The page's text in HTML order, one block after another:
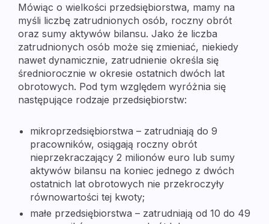
Mówiąc o wielkości przedsiębiorstwa, mamy na
myśli liczbę zatrudnionych osób, roczny obrót
oraz sumy aktywów bilansu. Jako że liczba
zatrudnionych osób może się zmieniać, niekiedy
nawet dynamicznie, zatrudnienie określa się
średniorocznie w okresie ostatnich dwóch lat
obrotowych. Pod tym względem wyróżnia się
następujące rodzaje przedsiębiorstw:
mikroprzedsiębiorstwa – zatrudniają do 9
pracowników, osiągają roczny obrót
nieprzekraczający 2 milionów euro lub sumy
aktywów bilansu na koniec jednego z dwóch
ostatnich lat obrotowych nie przekroczyły
równowartości tej kwoty;
małe przedsiębiorstwa – zatrudniają od 10 do 49